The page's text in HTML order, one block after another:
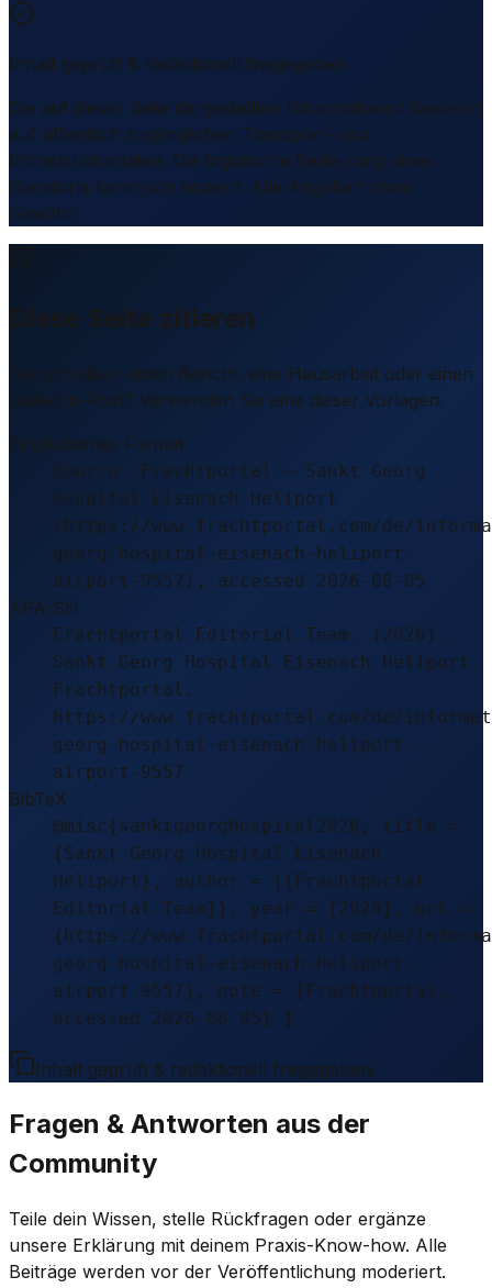
Inhalt geprüft & redaktionell freigegeben
Die auf dieser Seite dargestellten Informationen basieren
auf öffentlich zugänglichen Transport- und
Infrastrukturdaten. Die logistische Bedeutung eines
Standorts kann sich ändern. Alle Angaben ohne
Gewähr.
Diese Seite zitieren
Sie schreiben einen Bericht, eine Hausarbeit oder einen
LinkedIn-Post? Verwenden Sie eine dieser Vorlagen.
Empfohlenes Format
Source: Frachtportal – Sankt Georg
Hospital Eisenach Heliport
(https://www.frachtportal.com/de/
georg-hospital-eisenach-heliport-
airport-9557), accessed 2026-08-05
APA-Stil
Frachtportal Editorial Team. (2026).
Sankt Georg Hospital Eisenach Heliport.
Frachtportal.
https://www.frachtportal.com/de/
georg-hospital-eisenach-heliport-
airport-9557
BibTeX
@misc{sanktgeorghospital2026, title =
{Sankt Georg Hospital Eisenach
Heliport}, author = {{Frachtportal
Editorial Team}}, year = {2026}, url =
{https://www.frachtportal.com/de/
georg-hospital-eisenach-heliport-
airport-9557}, note = {Frachtportal,
accessed 2026-08-05} }
Inhalt geprüft & redaktionell freigegeben.
Fragen & Antworten aus der
Community
Teile dein Wissen, stelle Rückfragen oder ergänze
unsere Erklärung mit deinem Praxis-Know-how. Alle
Beiträge werden vor der Veröffentlichung moderiert.